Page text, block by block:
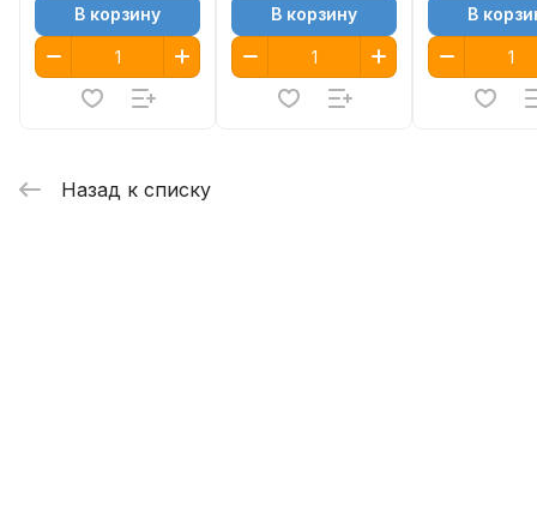
В корзину В корзину В
Назад к списку